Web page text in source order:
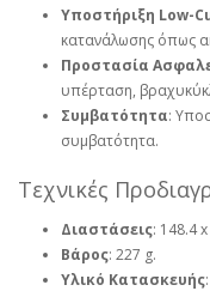
Υποστήριξη Low-
κατανάλωσης όπως
Προστασία
υπέρταση,
Συμβατότητα:
συμβατότητα.
Τεχνικές
Διαστάσεις: 148.4
Βάρος: 227 g.
Υλικό Κατασκευής